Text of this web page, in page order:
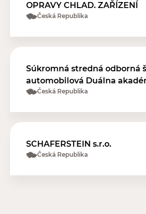
OPRAVY CHLAD. ZAŘÍZENÍ
Česká Republika
Súkromná stredná odborná
automobilová Duálna
Česká Republika
SCHAFERSTEIN s.r.o.
Česká Republika